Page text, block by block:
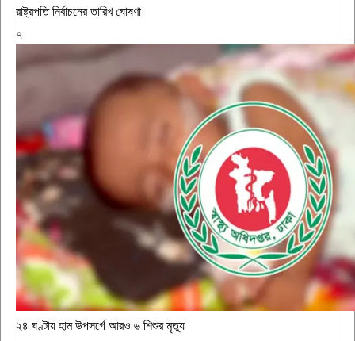
রাষ্ট্রপতি নির্বাচনের তারিখ ঘোষণা
৭
২৪ ঘণ্টায় হাম উপসর্গে আরও ৬ শিশুর মৃত্যু